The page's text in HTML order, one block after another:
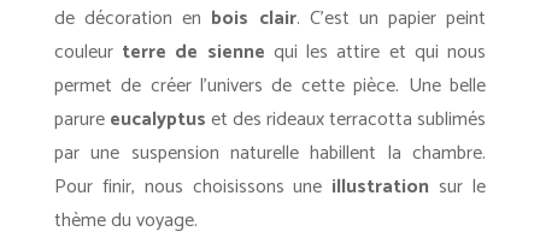
de décoration en bois clair. C’est un papier peint
couleur terre de sienne qui les attire et qui nous
permet de créer l’univers de cette pièce. Une belle
parureeucalyptuset des rideaux terracotta sublimés
par une suspension naturelle habillent la chambre.
Pour finir, nous choisissons une illustration sur le
thème du voyage.